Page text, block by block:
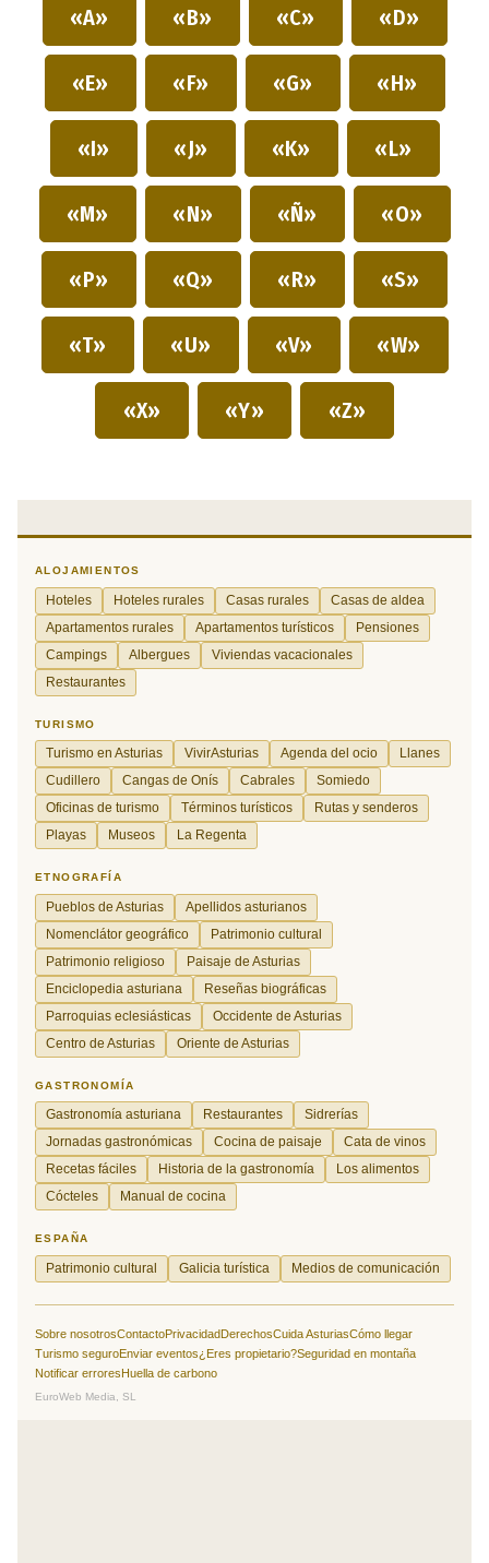
«A» «B» «C» «D»
«E» «F» «G» «H»
«I» «J» «K» «L»
«M» «N» «Ñ» «O»
«P» «Q» «R» «S»
«T» «U» «V» «W»
«X» «Y» «Z»